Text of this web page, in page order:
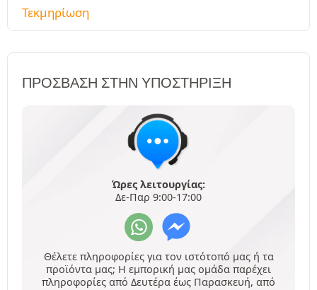
Τεκμηρίωση
ΠΡΌΣΒΑΣΗ ΣΤΗΝ ΥΠΟΣΤΉΡΙΞΗ
Ώρες λειτουργίας:
Δε-Παρ 9:00-17:00
Θέλετε πληροφορίες για τον ιστότοπό μας ή τα
προϊόντα μας; Η εμπορική μας ομάδα παρέχει
πληροφορίες από Δευτέρα έως Παρασκευή, από